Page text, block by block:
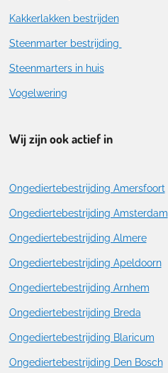
Kakkerlakken bestrijden
Steenmarter bestrijding
Steenmarters in huis
Vogelwering
Wij zijn ook actief in
Ongediertebestrijding Amersfoort
Ongediertebestrijding Amsterdam
Ongediertebestrijding Almere
Ongediertebestrijding Apeldoorn
Ongediertebestrijding Arnhem
Ongediertebestrijding Breda
Ongediertebestrijding Blaricum
Ongediertebestrijding Den Bosch